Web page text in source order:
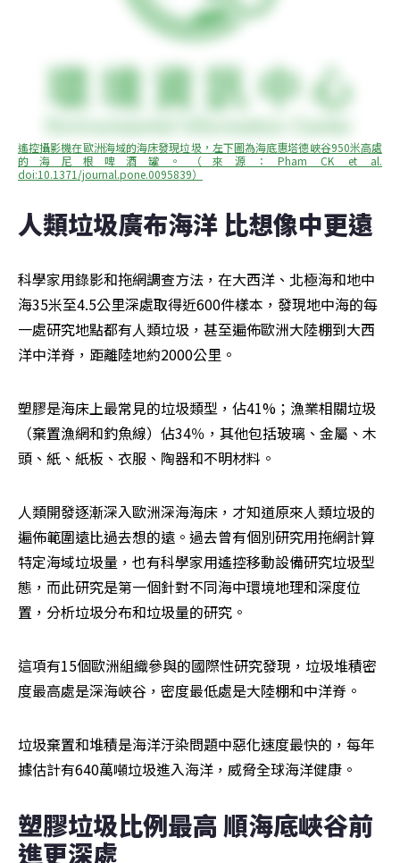
遙控攝影機在歐洲海域的海床發現垃圾，左下圖為海底惠塔德峽谷950米高處
的海尼根啤酒罐。（來源：Pham CK et al.
doi:10.1371/journal.pone.0095839）
人類垃圾廣布海洋 比想像中更遠
科學家用錄影和拖網調查方法，在大西洋、北極海和地中
海35米至4.5公里深處取得近600件樣本，發現地中海的每
一處研究地點都有人類垃圾，甚至遍佈歐洲大陸棚到大西
洋中洋脊，距離陸地約2000公里。
塑膠是海床上最常見的垃圾類型，佔41%；漁業相關垃圾
（棄置漁網和釣魚線）佔34％，其他包括玻璃、金屬、木
頭、紙、紙板、衣服、陶器和不明材料。
人類開發逐漸深入歐洲深海海床，才知道原來人類垃圾的
遍佈範圍遠比過去想的遠。過去曾有個別研究用拖網計算
特定海域垃圾量，也有科學家用遙控移動設備研究垃圾型
態，而此研究是第一個針對不同海中環境地理和深度位
置，分析垃圾分布和垃圾量的研究。
這項有15個歐洲組織參與的國際性研究發現，垃圾堆積密
度最高處是深海峽谷，密度最低處是大陸棚和中洋脊。
垃圾棄置和堆積是海洋汙染問題中惡化速度最快的，每年
據估計有640萬噸垃圾進入海洋，威脅全球海洋健康。
塑膠垃圾比例最高 順海底峽谷前
進更深處